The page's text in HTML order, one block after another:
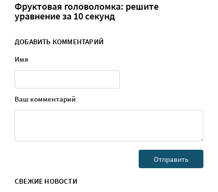
Фруктовая головоломка: решите
уравнение за 10 секунд
ДОБАВИТЬ КОММЕНТАРИЙ
Имя
Ваш комментарий
СВЕЖИЕ НОВОСТИ